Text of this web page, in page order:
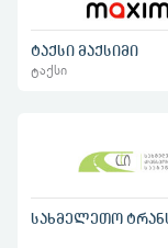
ტაქსი მაქსიმი
ტაქსი